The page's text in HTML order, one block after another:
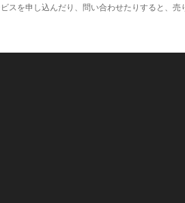
を申し込んだり、問い合わせたりすると、